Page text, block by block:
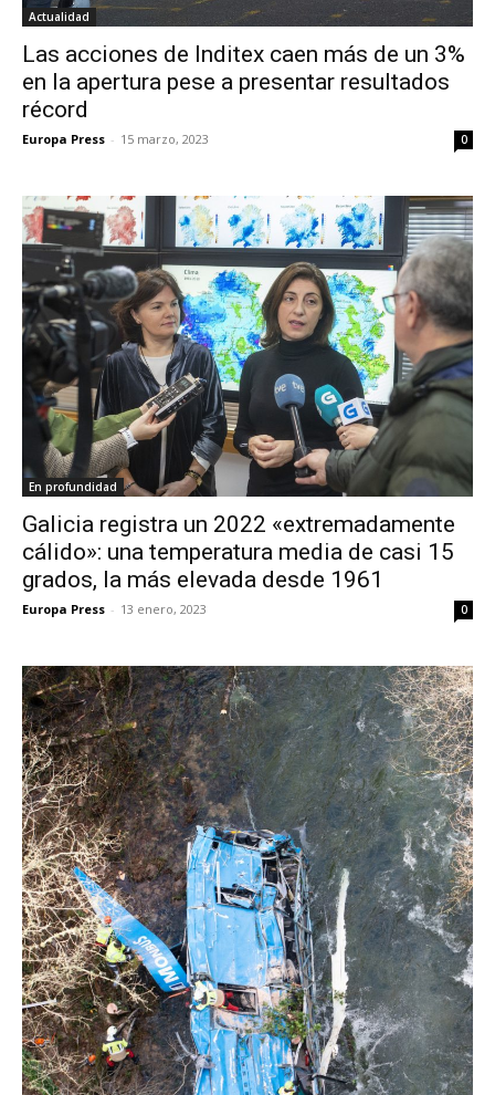
Actualidad
Las acciones de Inditex caen más de un 3%
en la apertura pese a presentar resultados
récord
Europa Press - 15 marzo, 2023 0
En profundidad
Galicia registra un 2022 «extremadamente
cálido»: una temperatura media de casi 15
grados, la más elevada desde 1961
Europa Press - 13 enero, 2023 0